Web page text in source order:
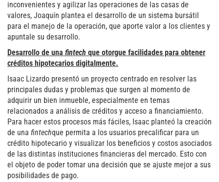
inconvenientes y agilizar las operaciones de las casas de
valores, Joaquín plantea el desarrollo de un sistema bursátil
para el manejo de la operación, que aporte valor a los clientes y
apuntale su desarrollo.
Desarrollo de una fintech que otorgue facilidades para obtener
créditos hipotecarios digitalmente.
Isaac Lizardo presentó un proyecto centrado en resolver las
principales dudas y problemas que surgen al momento de
adquirir un bien inmueble, especialmente en temas
relacionados a análisis de créditos y acceso a financiamiento.
Para hacer estos procesos más fáciles, Isaac planteó la creación
de una fintechque permita a los usuarios precalificar para un
crédito hipotecario y visualizar los beneficios y costos asociados
de las distintas instituciones financieras del mercado. Esto con
el objeto de poder tomar una decisión que se ajuste mejor a sus
posibilidades de pago.